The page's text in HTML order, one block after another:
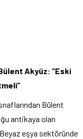
Akyüz: “Eski
Bülent
antikaya olan
eşya sektöründe